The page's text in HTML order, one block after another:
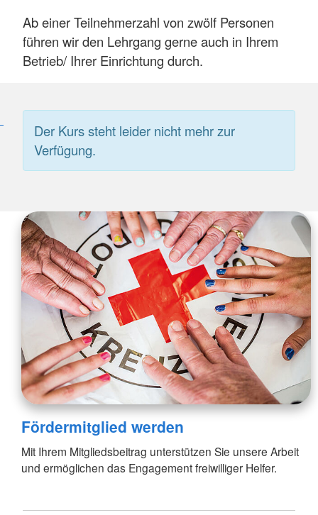
Ab einer Teilnehmerzahl von zwölf Personen
führen wir den Lehrgang gerne auch in Ihrem
Betrieb/ Ihrer Einrichtung durch.
Der Kurs steht leider nicht mehr zur
Verfügung.
Fördermitglied werden
Mit Ihrem Mitgliedsbeitrag unterstützen Sie unsere Arbeit
und ermöglichen das Engagement freiwilliger Helfer.